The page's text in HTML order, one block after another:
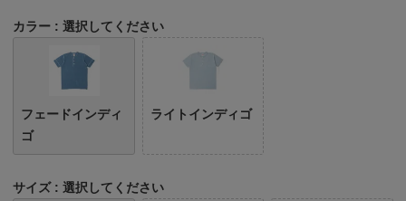
カラー 選択してください
フェードインディ
ゴ
ライトインディゴ
サイズ 選択してください